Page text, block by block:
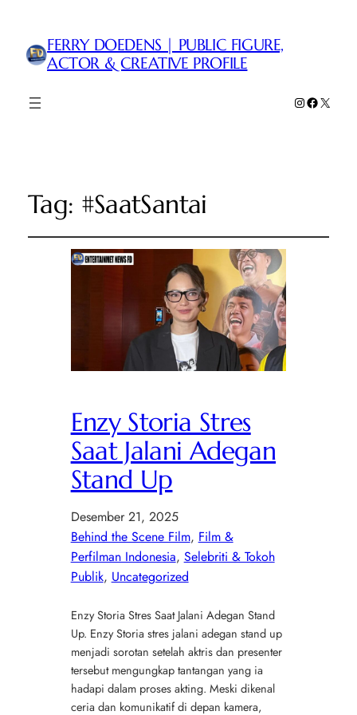
FERRY DOEDENS | PUBLIC FIGURE,
ACTOR & CREATIVE PROFILE
Instagram
Facebook
X
Tag: #SaatSantai
Enzy Storia Stres
Saat Jalani Adegan
Stand Up
Desember 21, 2025
Behind the Scene Film, Film &
Perfilman Indonesia, Selebriti & Tokoh
Publik, Uncategorized
Enzy Storia Stres Saat Jalani Adegan Stand
Up. Enzy Storia stres jalani adegan stand up
menjadi sorotan setelah aktris dan presenter
tersebut mengungkap tantangan yang ia
hadapi dalam proses akting. Meski dikenal
ceria dan komunikatif di depan kamera,